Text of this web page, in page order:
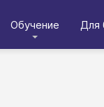
Обучение Для